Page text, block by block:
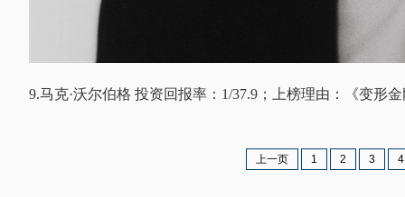
9.马克·沃尔伯格 投资回报率：1/37.9；上榜理由：《变形
上一页 1 2 3 4